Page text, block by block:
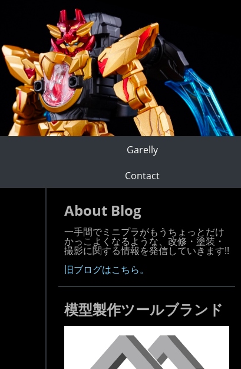
Garelly
Contact
About Blog
一手間でミニプラがもうちょっとだけ
かっこよくなるような、改修・塗装・
撮影に関する情報を発信していきます!!
旧ブログはこちら。
模型製作ツールブランド